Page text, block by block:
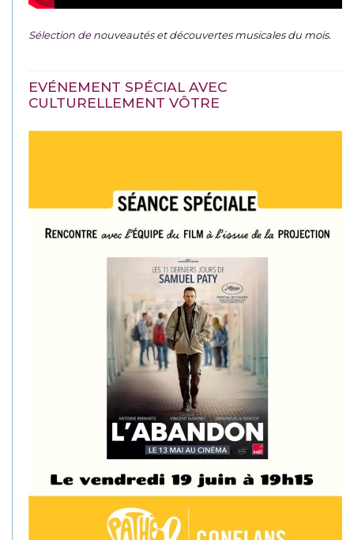
Sélection denouveautés et découvertes musicales du mois.
EVÉNEMENT SPÉCIAL AVEC
CULTURELLEMENT VÔTRE